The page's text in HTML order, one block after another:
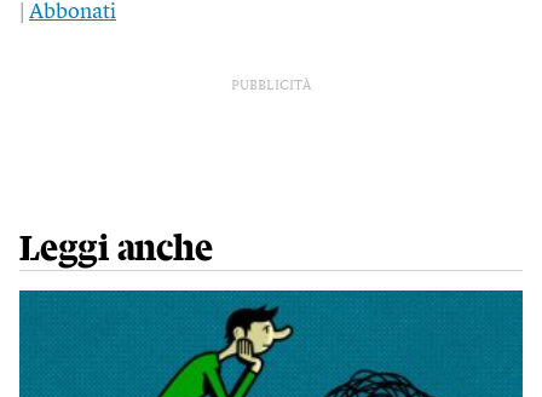
Abbonati
PUBBLICITÀ
Leggi anche